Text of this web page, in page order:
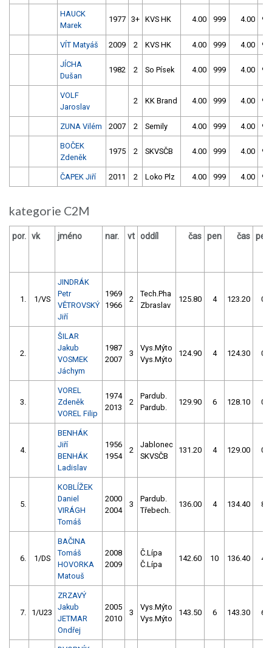
HAUCK
Marek
1977 3+ KVS HK 4.00 999 4.00
VÍT Matyáš 2009 2 KVS HK 4.00 999 4.00
JÍCHA
Dušan
1982 2 So Písek 4.00 999 4.00
VOLF
Jaroslav
2 KK Brand 4.00 999 4.00
ZUNA Vilém 2007 2 Semily 4.00 999 4.00
BOČEK
Zdeněk
1975 2 SKVSČB 4.00 999 4.00
ČAPEK Jiří 2011 2 Loko Plz 4.00 999 4.00
kategorie C2M
por. vk jméno nar. vt oddíl čas pen čas pen
1. 1/VS
JINDRÁK
Petr
VĚTROVSKÝ
Jiří
1969
1966
2
Tech.Pha
Zbraslav
125.80 4 123.20 0
2.
ŠILAR
Jakub
VOSMEK
Jáchym
1987
2007
3
Vys.Mýto
Vys.Mýto
124.90 4 124.30 0
3.
VOREL
Zdeněk
VOREL Filip
1974
2013
2
Pardub.
Pardub.
129.90 6 128.10 0
4.
BENHÁK
Jiří
BENHÁK
Ladislav
1956
1954
2
Jablonec
SKVSČB
131.20 4 129.00 0
5.
KOBLÍŽEK
Daniel
VIRÁGH
Tomáš
2000
2004
3
Pardub.
Třebech.
136.00 4 134.40 8
6. 1/DS
BAČINA
Tomáš
HOVORKA
Matouš
2008
2009
Č.Lípa
Č.Lípa
142.60 10 136.40 4
7. 1/U23
ZRZAVÝ
Jakub
JETMAR
Ondřej
2005
2010
3
Vys.Mýto
Vys.Mýto
143.50 6 143.30 6